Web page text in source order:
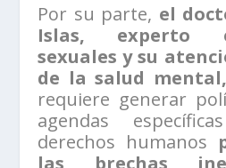
Por su parte, el
Islas, experto
sexuales y su
de la salud mental,
requiere generar
agendas
derechos humanos
las brechas